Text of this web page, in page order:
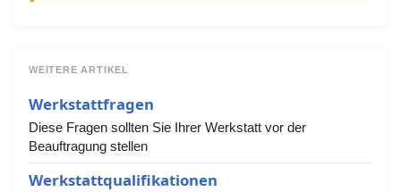
WEITERE ARTIKEL
Werkstattfragen
Diese Fragen sollten Sie Ihrer Werkstatt vor der
Beauftragung stellen
Werkstattqualifikationen